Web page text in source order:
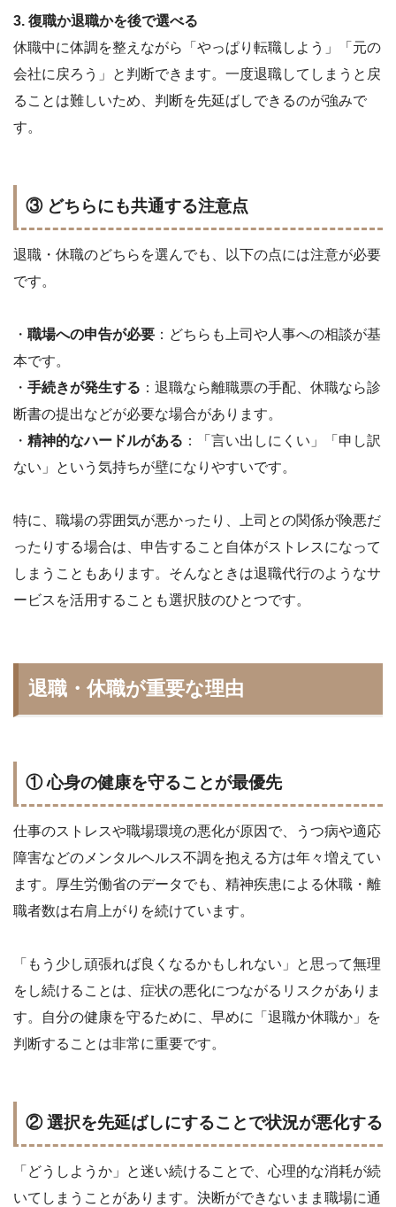
3. 復職か退職かを後で選べる
休職中に体調を整えながら「やっぱり転職しよう」「元の
会社に戻ろう」と判断できます。一度退職してしまうと戻
ることは難しいため、判断を先延ばしできるのが強みで
す。
③ どちらにも共通する注意点
退職・休職のどちらを選んでも、以下の点には注意が必要
です。
・ 職場への申告が必要 ：どちらも上司や人事への相談が基
本です。
・ 手続きが発生する ：退職なら離職票の手配、休職なら診
断書の提出などが必要な場合があります。
・ 精神的なハードルがある ：「言い出しにくい」「申し訳
ない」という気持ちが壁になりやすいです。
特に、職場の雰囲気が悪かったり、上司との関係が険悪だ
ったりする場合は、申告すること自体がストレスになって
しまうこともあります。そんなときは退職代行のようなサ
ービスを活用することも選択肢のひとつです。
退職・休職が重要な理由
① 心身の健康を守ることが最優先
仕事のストレスや職場環境の悪化が原因で、うつ病や適応
障害などのメンタルヘルス不調を抱える方は年々増えてい
ます。厚生労働省のデータでも、精神疾患による休職・離
職者数は右肩上がりを続けています。
「もう少し頑張れば良くなるかもしれない」と思って無理
をし続けることは、症状の悪化につながるリスクがありま
す。自分の健康を守るために、早めに「退職か休職か」を
判断することは非常に重要です。
② 選択を先延ばしにすることで状況が悪化する
「どうしようか」と迷い続けることで、心理的な消耗が続
いてしまうことがあります。決断ができないまま職場に通